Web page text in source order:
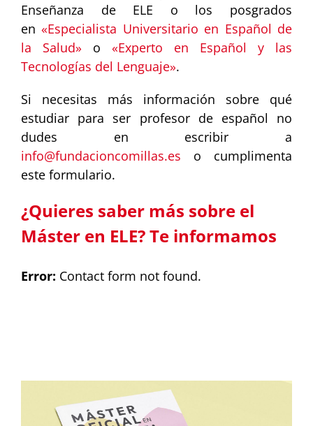
Enseñanza de ELE o los posgrados
en«Especialista Universitario en Español de
la Salud» o «Experto en Español y las
Tecnologías del Lenguaje».
Si necesitas más información sobre qué
estudiar para ser profesor de español no
dudes en escribir a
info@fundacioncomillas.es o cumplimenta
este formulario.
¿Quieres saber más sobre el
Máster en ELE? Te informamos
Error: Contact form not found.